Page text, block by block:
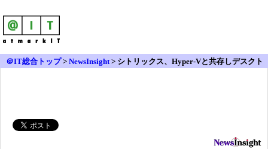
＠IT総合トップ> NewsInsight> シトリックス、Hyper-Vと共存しデスクト